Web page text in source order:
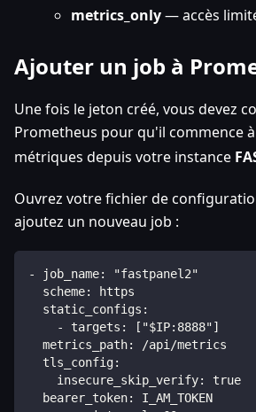
metrics_only— accès
Ajouter un job à
Une fois le jeton créé, vous devez
Prometheus pour qu'il commence
métriques depuis votre instance
Ouvrez votre fichier de
ajoutez un nouveau job :
- job_name: "fastpanel2"
  scheme: https
  static_configs:
    - targets: ["$IP:8888"]
  metrics_path: /api/metrics
  tls_config:
    insecure_skip_verify: true
  bearer_token: I_AM_TOKEN